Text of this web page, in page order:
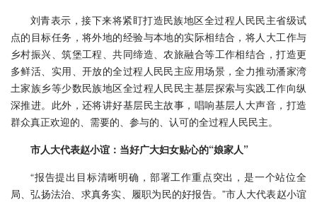
刘青表示，接下来将紧盯打造民族地区全过程人民民主省级试
点的目标任务，将外地的经验与本地的实际相结合，将人大工作与
乡村振兴、筑堡工程、共同缔造、农旅融合等工作相结合，打造更
多鲜活、实用、开放的全过程人民民主应用场景，全力推动潘家湾
土家族乡等少数民族地区全过程人民民主基层探索与实践工作向纵
深推进。此外，还将讲好基层民主故事，唱响基层人大声音，打造
群众真正欢迎的、需要的、参与的、认可的全过程人民民主。
市人大代表赵小谊：当好广大妇女贴心的“娘家人”
“报告提出目标清晰明确，部署工作重点突出，是一个站位全
局、弘扬法治、求真务实、履职为民的好报告。”市人大代表赵小谊